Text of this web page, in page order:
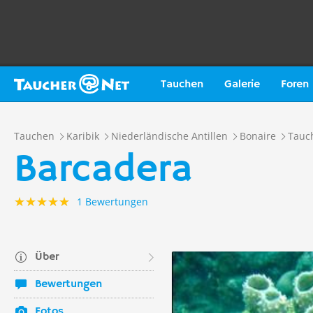
Tauchen Galerie Foren
Tauchen Karibik Niederländische Antillen Bonaire
Barcadera
1 Bewertungen
Über
Bewertungen